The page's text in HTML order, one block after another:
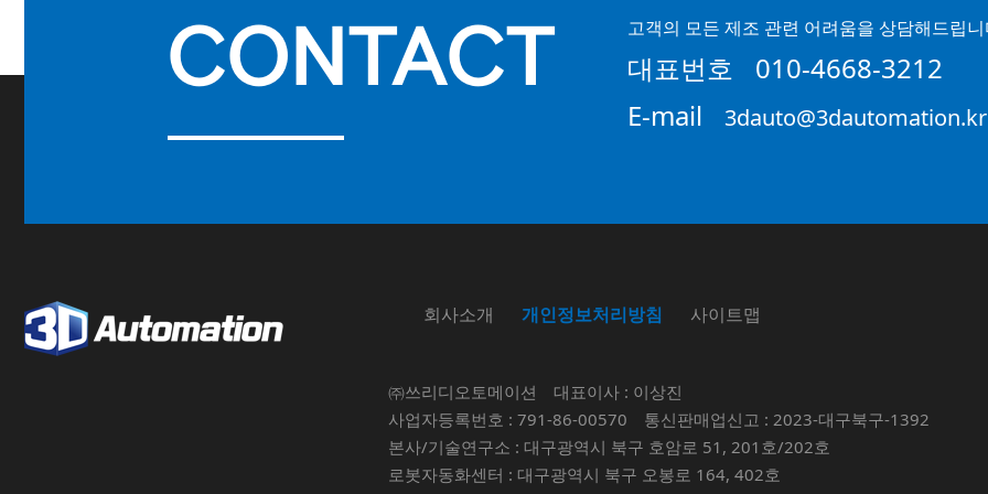
CONTACT 고객의 모든 제조 관련 어려움을 상담해드립
대표번호
010-4668-3212
E-mail
3dauto@3dautomation.kr
회사소개 개인정보처리방침 사이트맵
㈜쓰리디오토메이션
대표이사 : 이상진
사업자등록번호 : 791-86-00570
통신판매업신고 : 2023-대구북구-1392
본사/기술연구소 : 대구광역시 북구 호암로 51, 201호/202호
로봇자동화센터 : 대구광역시 북구 오봉로 164, 402호